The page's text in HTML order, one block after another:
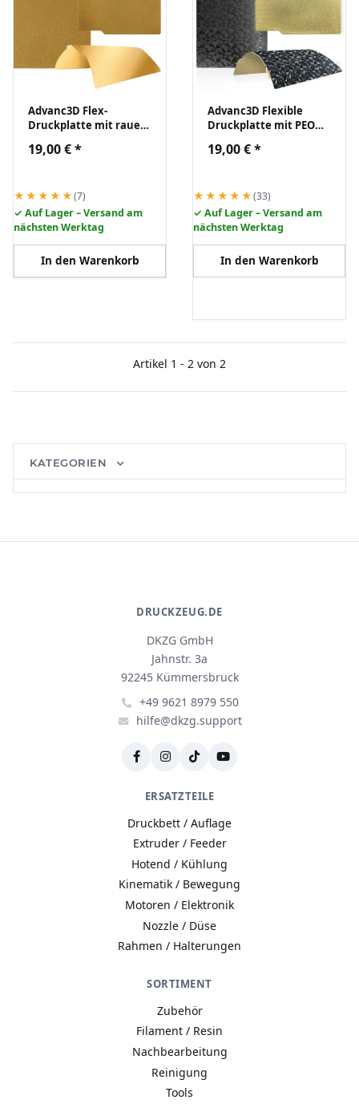
Advanc3D Flex-
Druckplatte mit rauer
Lab A1 X1 X1C P1P P1S
19,00 €*
★★★★★(7)
✓ Auf Lager – Versand am
nächsten Werktag
In den Warenkorb
Advanc3D Flexible
Druckplatte mit PEO
Bambu Lab A1 X1 X1C
19,00 €*
★★★★★(33)
✓ Auf Lager – Versand am
nächsten Werktag
In den Warenkorb
Artikel 1 - 2 von 2
KATEGORIEN
DRUCKZEUG.DE
DKZG GmbH
Jahnstr. 3a
92245 Kümmersbruck
+49 9621 8979 550
hilfe@dkzg.support
ERSATZTEILE
Druckbett / Auflage
Extruder / Feeder
Hotend / Kühlung
Kinematik / Bewegung
Motoren / Elektronik
Nozzle / Düse
Rahmen / Halterungen
SORTIMENT
Zubehör
Filament / Resin
Nachbearbeitung
Reinigung
Tools